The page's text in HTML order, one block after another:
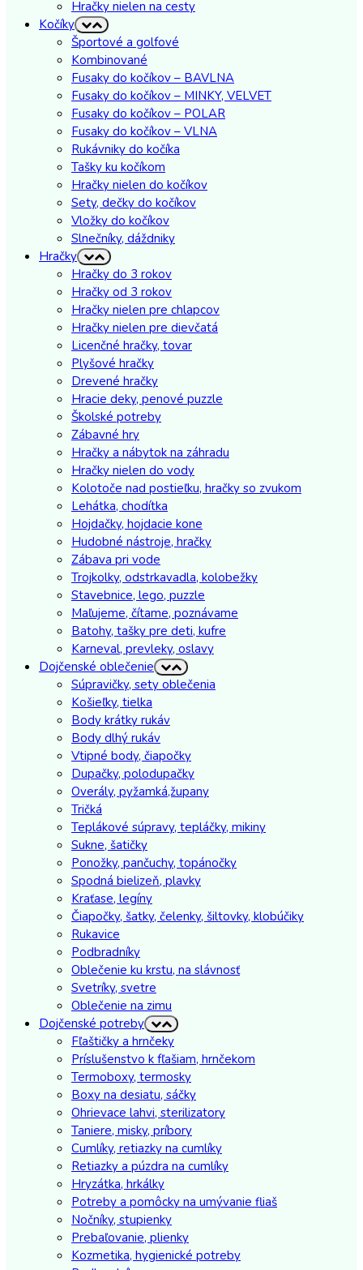
Hračky nielen na cesty
Kočíky
Športové a golfové
Kombinované
Fusaky do kočíkov – BAVLNA
Fusaky do kočíkov – MINKY, VELVET
Fusaky do kočíkov – POLAR
Fusaky do kočíkov – VLNA
Rukávniky do kočíka
Tašky ku kočíkom
Hračky nielen do kočíkov
Sety, dečky do kočíkov
Vložky do kočíkov
Slnečníky, dáždniky
Hračky
Hračky do 3 rokov
Hračky od 3 rokov
Hračky nielen pre chlapcov
Hračky nielen pre dievčatá
Licenčné hračky, tovar
Plyšové hračky
Drevené hračky
Hracie deky, penové puzzle
Školské potreby
Zábavné hry
Hračky a nábytok na záhradu
Hračky nielen do vody
Kolotoče nad postieľku, hračky so zvukom
Lehátka, chodítka
Hojdačky, hojdacie kone
Hudobné nástroje, hračky
Zábava pri vode
Trojkolky, odstrkavadla, kolobežky
Stavebnice, lego, puzzle
Maľujeme, čítame, poznávame
Batohy, tašky pre deti, kufre
Karneval, prevleky, oslavy
Dojčenské oblečenie
Súpravičky, sety oblečenia
Košieľky, tielka
Body krátky rukáv
Body dlhý rukáv
Vtipné body, čiapočky
Dupačky, polodupačky
Overály, pyžamká,župany
Tričká
Teplákové súpravy, tepláčky, mikiny
Sukne, šatičky
Ponožky, pančuchy, topánočky
Spodná bielizeň, plavky
Kraťase, legíny
Čiapočky, šatky, čelenky, šiltovky, klobúčiky
Rukavice
Podbradníky
Oblečenie ku krstu, na slávnosť
Svetríky, svetre
Oblečenie na zimu
Dojčenské potreby
Fľaštičky a hrnčeky
Príslušenstvo k fľašiam, hrnčekom
Termoboxy, termosky
Boxy na desiatu, sáčky
Ohrievace lahvi, sterilizatory
Taniere, misky, príbory
Cumlíky, retiazky na cumlíky
Retiazky a púzdra na cumlíky
Hryzátka, hrkálky
Potreby a pomôcky na umývanie fliaš
Nočníky, stupienky
Prebaľovanie, plienky
Kozmetika, hygienické potreby